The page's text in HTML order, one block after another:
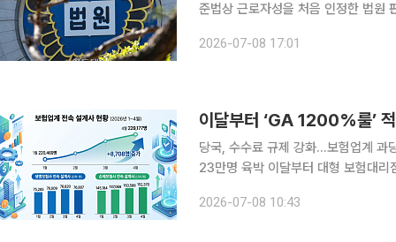
준법상 근로자성을 처음 인정한 법원
큼 보험설계사 등 다른 특고 직종으
2026-07-08 17:01
이달부터 ‘GA 1200%룰’
당국, 수수료 규제 강화…보험업계 과
23만명 육박 이달부터 대형 보험대리점(GA) 소속 설계사에게도 초년도 수수료를 제한하는
수료를 무기로 설계사를 끌어모았던
2026-07-08 10:43